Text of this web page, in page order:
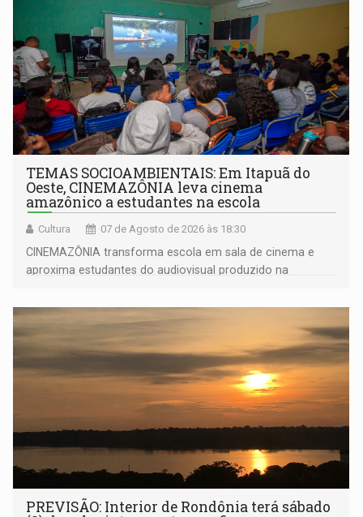
TEMAS SOCIOAMBIENTAIS: Em Itapuã do
Oeste, CINEMAZÔNIA leva cinema
amazônico a estudantes na escola
Cultura 07 de Agosto de 2026 às 18:30
CINEMAZÔNIA transforma escola em sala de cinema e
aproxima estudantes do audiovisual produzido na
PREVISÃO: Interior de Rondônia terá sábado